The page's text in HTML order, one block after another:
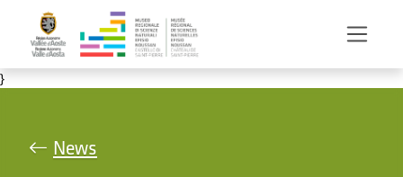
Salta al contenuto principale
}
News